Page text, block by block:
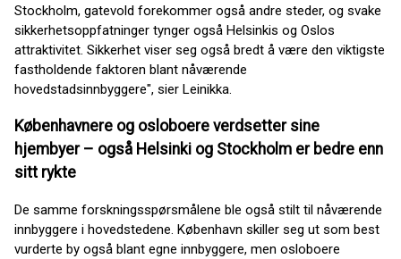
Stockholm, gatevold forekommer også andre steder, og svake
sikkerhetsoppfatninger tynger også Helsinkis og Oslos
attraktivitet. Sikkerhet viser seg også bredt å være den viktigste
fastholdende faktoren blant nåværende
hovedstadsinnbyggere", sier Leinikka.
Københavnere og osloboere verdsetter sine
hjembyer – også Helsinki og Stockholm er bedre enn
sitt rykte
De samme forskningsspørsmålene ble også stilt til nåværende
innbyggere i hovedstedene. København skiller seg ut som best
vurderte by også blant egne innbyggere, men osloboere